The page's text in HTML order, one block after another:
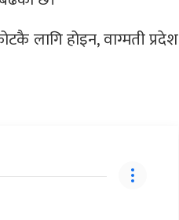
लागि होइन, वाग्मती प्रदेश